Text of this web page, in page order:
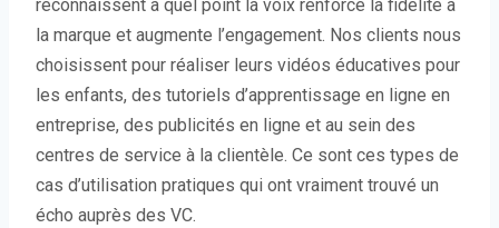
reconnaissent à quel point la voix renforce la fidélité à
la marque et augmente l’engagement. Nos clients nous
choisissent pour réaliser leurs vidéos éducatives pour
les enfants, des tutoriels d’apprentissage en ligne en
entreprise, des publicités en ligne et au sein des
centres de service à la clientèle. Ce sont ces types de
cas d’utilisation pratiques qui ont vraiment trouvé un
écho auprès des VC.